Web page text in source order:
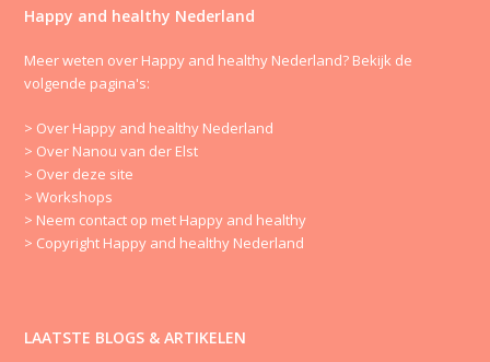
Happy and healthy Nederland
Meer weten over Happy and healthy Nederland? Bekijk de
volgende pagina's:
> Over Happy and healthy Nederland
> Over Nanou van der Elst
> Over deze site
> Workshops
> Neem contact op met Happy and healthy
> Copyright Happy and healthy Nederland
LAATSTE BLOGS & ARTIKELEN